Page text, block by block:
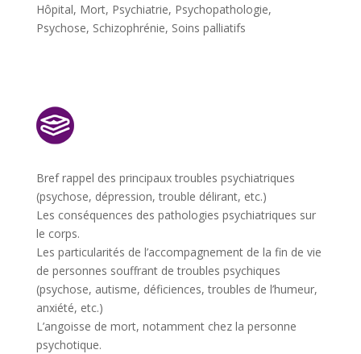
Hôpital, Mort, Psychiatrie, Psychopathologie,
Psychose, Schizophrénie, Soins palliatifs
Bref rappel des principaux troubles psychiatriques
(psychose, dépression, trouble délirant, etc.)
Les conséquences des pathologies psychiatriques sur
le corps.
Les particularités de l’accompagnement de la fin de vie
de personnes souffrant de troubles psychiques
(psychose, autisme, déficiences, troubles de l’humeur,
anxiété, etc.)
L’angoisse de mort, notamment chez la personne
psychotique.